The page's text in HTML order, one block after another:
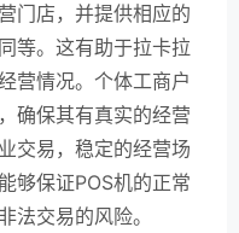
门店，并提供相应的
等。这有助于拉卡拉
营情况。个体工商户
确保其有真实的经营
交易，稳定的经营场
够保证POS机的正常
法交易的风险。